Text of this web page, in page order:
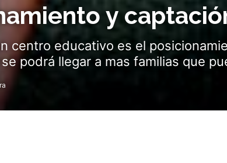
y
centro educativo es el
podrá llegar a mas familias que